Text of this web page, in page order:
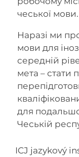
чеської мови.
Наразі ми
мови для
середній
мета – стати
для
Чеській
ICJ jazykový